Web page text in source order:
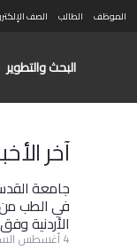
الموظف الطالب الصف
البحث والتطوير
آخر
جامعة
في الطب من
الأردنية
4 أغسطس الساعة 2:58 pm